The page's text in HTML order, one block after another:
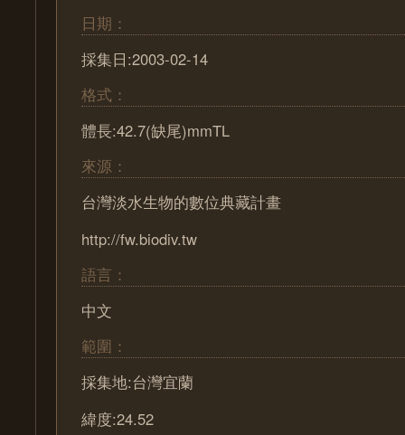
日期：
採集日:2003-02-14
格式：
體長:42.7(缺尾)mmTL
來源：
台灣淡水生物的數位典藏計畫
http://fw.biodiv.tw
語言：
中文
範圍：
採集地:台灣宜蘭
緯度:24.52